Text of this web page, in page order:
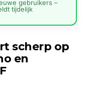
gebruikers –
tijdelijk
scherp op
en